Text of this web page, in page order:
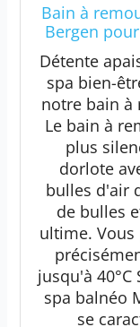
Bain à
Bergen
Tailles
| Utilisation
Détente
spa bien-
notre bain à
Le bain à
plus
dorlote
bulles d'air
de bulles
ultime.
jusqu'à
spa balnéo
se